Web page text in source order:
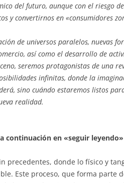
del futuro, aunque con el riesgo
y convertirnos en «consumidores
de universos paralelos, nuevas
así como el desarrollo de
seremos protagonistas de una
infinitas, donde la
sino cuándo estaremos listos
realidad.
continuación en «seguir leyendo»
precedentes, donde lo físico y
Este proceso, que forma parte